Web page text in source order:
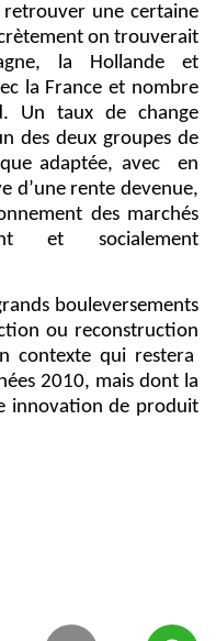
une certaine
on trouverait
la Hollande et
la France et nombre
Un taux de change
des deux groupes de
adaptée, avec
en
d’une rente devenue,
des marchés
et socialement
bouleversements
ou reconstruction
contexte qui restera
2010, mais dont la
innovation de produit